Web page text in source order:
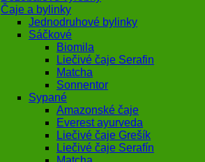
Čaje a bylinky
Jednodruhové bylinky
Sáčkové
Biomila
Liečivé čaje Serafin
Matcha
Sonnentor
Sypané
Amazonské čaje
Everest ayurveda
Liečivé čaje Grešík
Liečivé čaje Serafín